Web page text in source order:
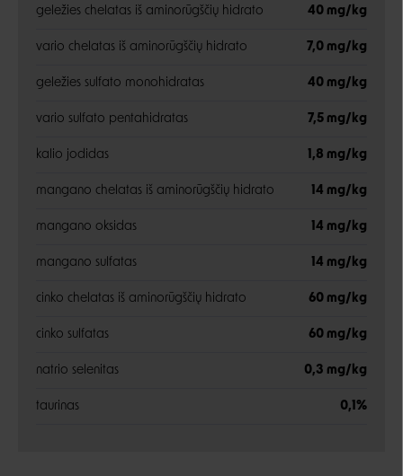
geležies chelatas iš aminorūgščių hidrato 40 mg/kg
vario chelatas iš aminorūgščių hidrato 7,0 mg/kg
geležies sulfato monohidratas 40 mg/kg
vario sulfato pentahidratas 7,5 mg/kg
kalio jodidas 1,8 mg/kg
mangano chelatas iš aminorūgščių hidrato 14 mg/kg
mangano oksidas 14 mg/kg
mangano sulfatas 14 mg/kg
cinko chelatas iš aminorūgščių hidrato 60 mg/kg
cinko sulfatas 60 mg/kg
natrio selenitas 0,3 mg/kg
taurinas 0,1%